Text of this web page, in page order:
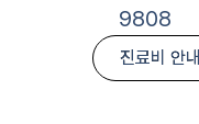
9808
진료비 안내